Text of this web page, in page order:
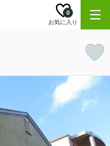
お気に入り
0